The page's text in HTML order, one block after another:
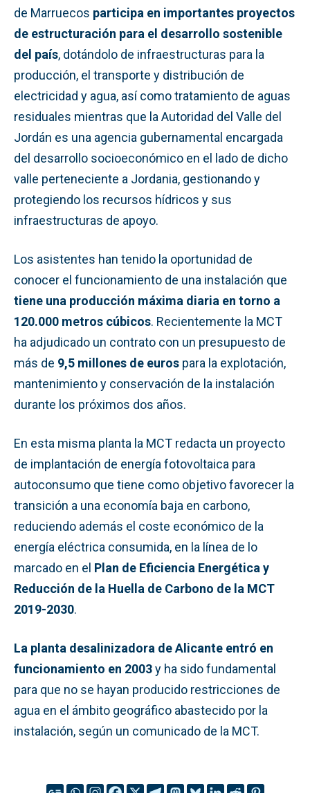
de Marruecos participa en importantes proyectos
de estructuración para el desarrollo sostenible
del país, dotándolo de infraestructuras para la
producción, el transporte y distribución de
electricidad y agua, así como tratamiento de aguas
residuales mientras que la Autoridad del Valle del
Jordán es una agencia gubernamental encargada
del desarrollo socioeconómico en el lado de dicho
valle perteneciente a Jordania, gestionando y
protegiendo los recursos hídricos y sus
infraestructuras de apoyo.
Los asistentes han tenido la oportunidad de
conocer el funcionamiento de una instalación que
tiene una producción máxima diaria en torno a
120.000 metros cúbicos. Recientemente la MCT
ha adjudicado un contrato con un presupuesto de
más de 9,5 millones de euros para la explotación,
mantenimiento y conservación de la instalación
durante los próximos dos años.
En esta misma planta la MCT redacta un proyecto
de implantación de energía fotovoltaica para
autoconsumo que tiene como objetivo favorecer la
transición a una economía baja en carbono,
reduciendo además el coste económico de la
energía eléctrica consumida, en la línea de lo
marcado en el Plan de Eficiencia Energética y
Reducción de la Huella de Carbono de la MCT
2019-2030.
La planta desalinizadora de Alicante entró en
funcionamiento en 2003y ha sido fundamental
para que no se hayan producido restricciones de
agua en el ámbito geográfico abastecido por la
instalación, según un comunicado de la MCT.